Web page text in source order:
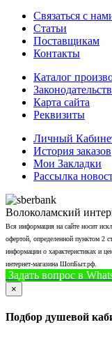
Связаться с
Статьи
Поставщикам
Контакты
Каталог
Карта сайта
Реквизиты
Личный
История заказов
Мои Закладки
Рассылка
Волоколамский
Вся информация на сайте носит
офертой, определенной пунктом 2
информации о характеристиках и
интернет-магазина ШопБыт.рф.
Задать вопрос в
×
Подбор душевой